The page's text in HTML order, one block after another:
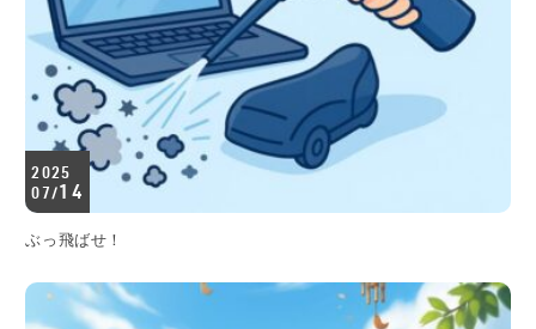
2025
07/14
ぶっ飛ばせ！